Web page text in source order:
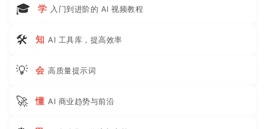
🎓 学 入门到进阶的 AI 视频教程
🛠 知 AI 工具库，提高效率
💡 会 高质量提示词
🚀 懂 AI 商业趋势与前沿